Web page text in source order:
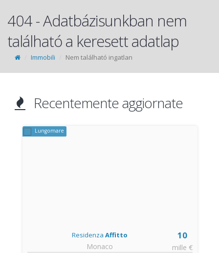
404 - Adatbázisunkban nem
található a keresett adatlap
Immobili Nem található ingatlan
Recentemente aggiornate
Lungomare
10
mille €
Residenza Affitto
Monaco